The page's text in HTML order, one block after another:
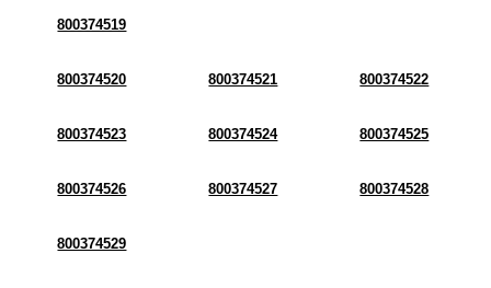
800374519
800374520 800374521 800374522
800374523 800374524 800374525
800374526 800374527 800374528
800374529